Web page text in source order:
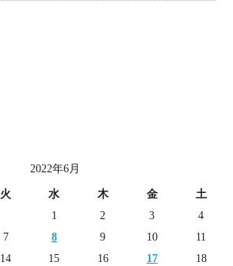
2022年6月
火 水 木 金 土
1 2 3
4
7 8 9 10
11
14 15 16 17
18